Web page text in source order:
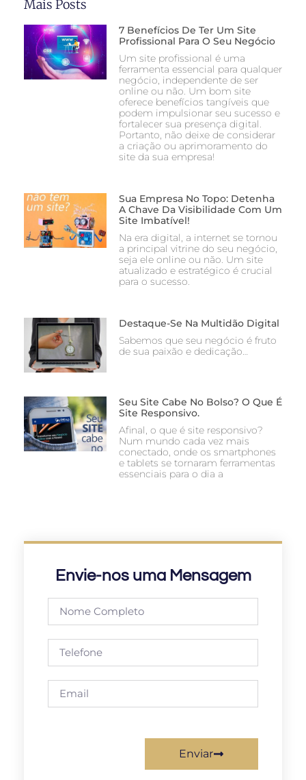
Mais Posts
7 Benefícios De Ter Um Site
Profissional Para O Seu Negócio
Um site profissional é uma
ferramenta essencial para qualquer
negócio, independente de ser
online ou não. Um bom site
oferece benefícios tangíveis que
podem impulsionar seu sucesso e
fortalecer sua presença digital.
Portanto, não deixe de considerar
a criação ou aprimoramento do
site da sua empresa!
Sua Empresa No Topo: Detenha
A Chave Da Visibilidade Com Um
Site Imbatível!
Na era digital, a internet se tornou
a principal vitrine do seu negócio,
seja ele online ou não. Um site
atualizado e estratégico é crucial
para o sucesso.
Destaque-Se Na Multidão Digital
Sabemos que seu negócio é fruto
de sua paixão e dedicação…
Seu Site Cabe No Bolso? O Que É
Site Responsivo.
Afinal, o que é site responsivo?
Num mundo cada vez mais
conectado, onde os smartphones
e tablets se tornaram ferramentas
essenciais para o dia a
Envie-nos uma Mensagem
Enviar